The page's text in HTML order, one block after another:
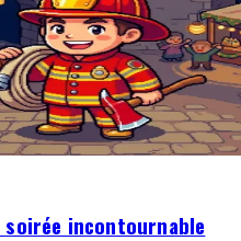
soirée incontournable